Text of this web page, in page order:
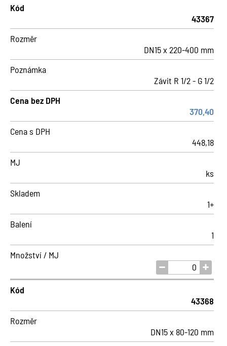
Kód
43367
Rozměr
DN15 x 220-400 mm
Poznámka
Závit R 1/2 - G 1/2
Cena bez DPH
370,40
Cena s DPH
448,18
MJ
ks
Skladem
1+
Balení
1
Množství / MJ
Kód
43368
Rozměr
DN15 x 80-120 mm